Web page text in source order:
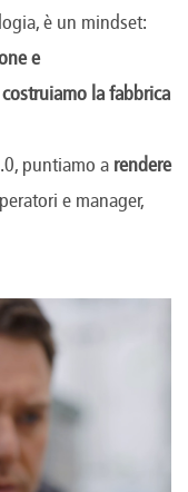
è un mindset:
e
la fabbrica
puntiamo a rendere
e manager,